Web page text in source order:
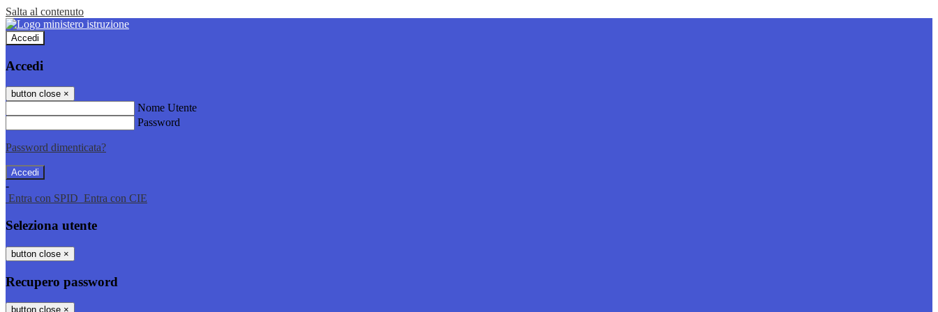
Salta al contenuto
Accedi
Accedi
button close ×
Nome Utente
Password
Password dimenticata?
-
Entra con SPID Entra con CIE
Seleziona utente
button close ×
Recupero password
button close ×